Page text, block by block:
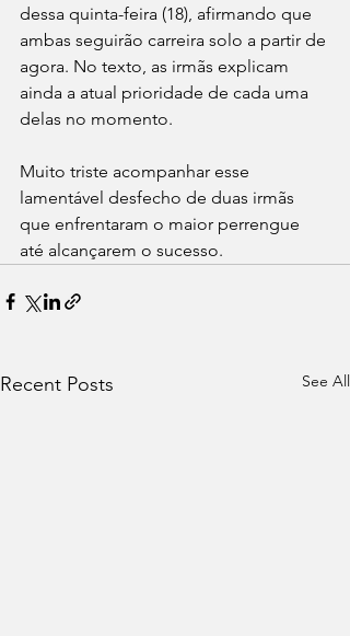
dessa quinta-feira (18), afirmando que
ambas seguirão carreira solo a partir de
agora. No texto, as irmãs explicam
ainda a atual prioridade de cada uma
delas no momento.
Muito triste acompanhar esse
lamentável desfecho de duas irmãs
que enfrentaram o maior perrengue
até alcançarem o sucesso.
Recent Posts See All